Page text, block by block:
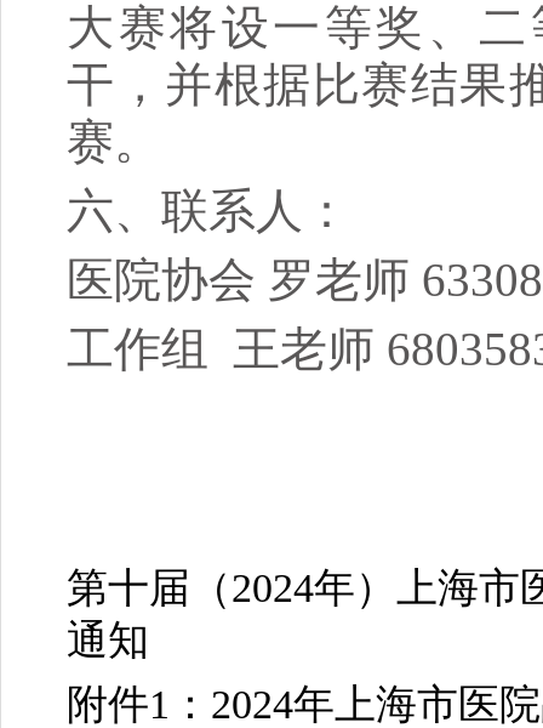
大赛将设一等奖、
干，并根据比赛结果
赛。
六、联系人：
医院协会 罗老师
工作组 王老师
第十届（2024年）上海
通知
附件1：2024年上海市医